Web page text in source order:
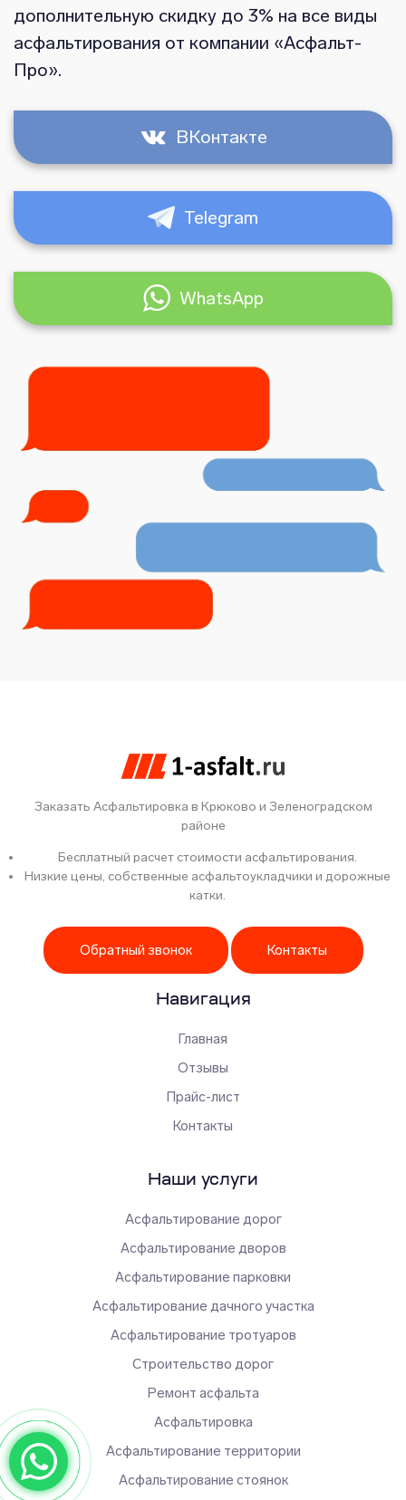
дополнительную скидку до 3% на все виды
асфальтирования от компании «Асфальт-
Про».
ВКонтакте
Telegram
WhatsApp
Заказать Асфальтировка в Крюково и Зеленоградском
районе
Бесплатный расчет стоимости асфальтирования.
Низкие цены, собственные асфальтоукладчики и дорожные
катки.
Обратный звонок Контакты
Навигация
Главная
Отзывы
Прайс-лист
Контакты
Наши услуги
Асфальтирование дорог
Асфальтирование дворов
Асфальтирование парковки
Асфальтирование дачного участка
Асфальтирование тротуаров
Строительство дорог
Ремонт асфальта
Асфальтировка
Асфальтирование территории
Асфальтирование стоянок